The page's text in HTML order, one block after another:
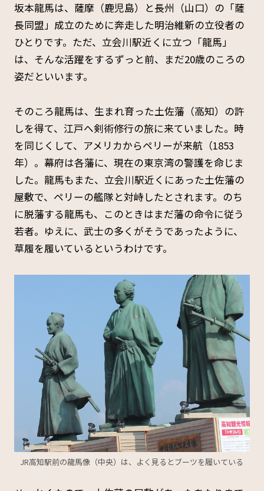
坂本龍馬は、薩摩（鹿児島）と長州（山口）の「薩
長同盟」成立のために奔走した明治維新の立役者の
ひとりです。ただ、立会川駅近くに立つ「龍馬」
は、そんな活躍をするずっと前、まだ20歳のころの
姿だといいます。
そのころ龍馬は、生まれ育った土佐藩（高知）の許
しを得て、江戸へ剣術修行の旅に来ていました。時
を同じくして、アメリカからペリーが来航（1853
年）。幕府は各藩に、現在の東京湾の警護を命じま
した。龍馬もまた、立会川駅近くにあった土佐藩の
屋敷で、ペリーの艦隊と対峙したとされます。のち
に脱藩する龍馬も、このときはまだ藩の命令に従う
若者。ゆえに、武士の多くがそうであったように、
草履を履いているというわけです。
JR高知駅前の龍馬像（中央）は、よく見るとブーツを履いている